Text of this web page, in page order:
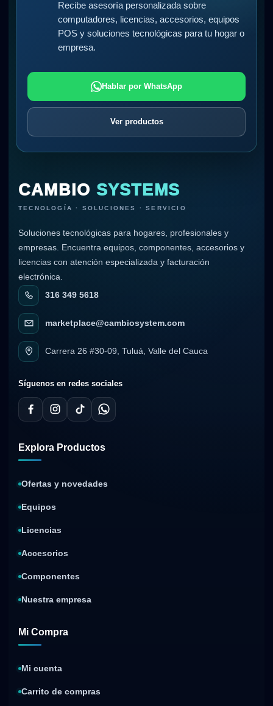
Recibe asesoría personalizada sobre
computadores, licencias, accesorios, equipos
POS y soluciones tecnológicas para tu hogar o
empresa.
Hablar por WhatsApp
Ver productos
CAMBIO SYSTEMS
TECNOLOGÍA · SOLUCIONES · SERVICIO
Soluciones tecnológicas para hogares, profesionales y
empresas. Encuentra equipos, componentes, accesorios y
licencias con atención especializada y facturación
electrónica.
316 349 5618
marketplace@cambiosystem.com
Carrera 26 #30-09, Tuluá, Valle del Cauca
Síguenos en redes sociales
Explora Productos
Ofertas y novedades
Equipos
Licencias
Accesorios
Componentes
Nuestra empresa
Mi Compra
Mi cuenta
Carrito de compras